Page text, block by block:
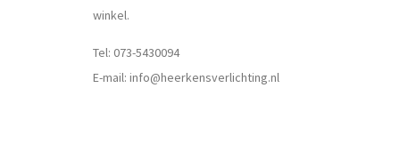
winkel.
Tel: 073-5430094
E-mail: info@heerkensverlichting.nl